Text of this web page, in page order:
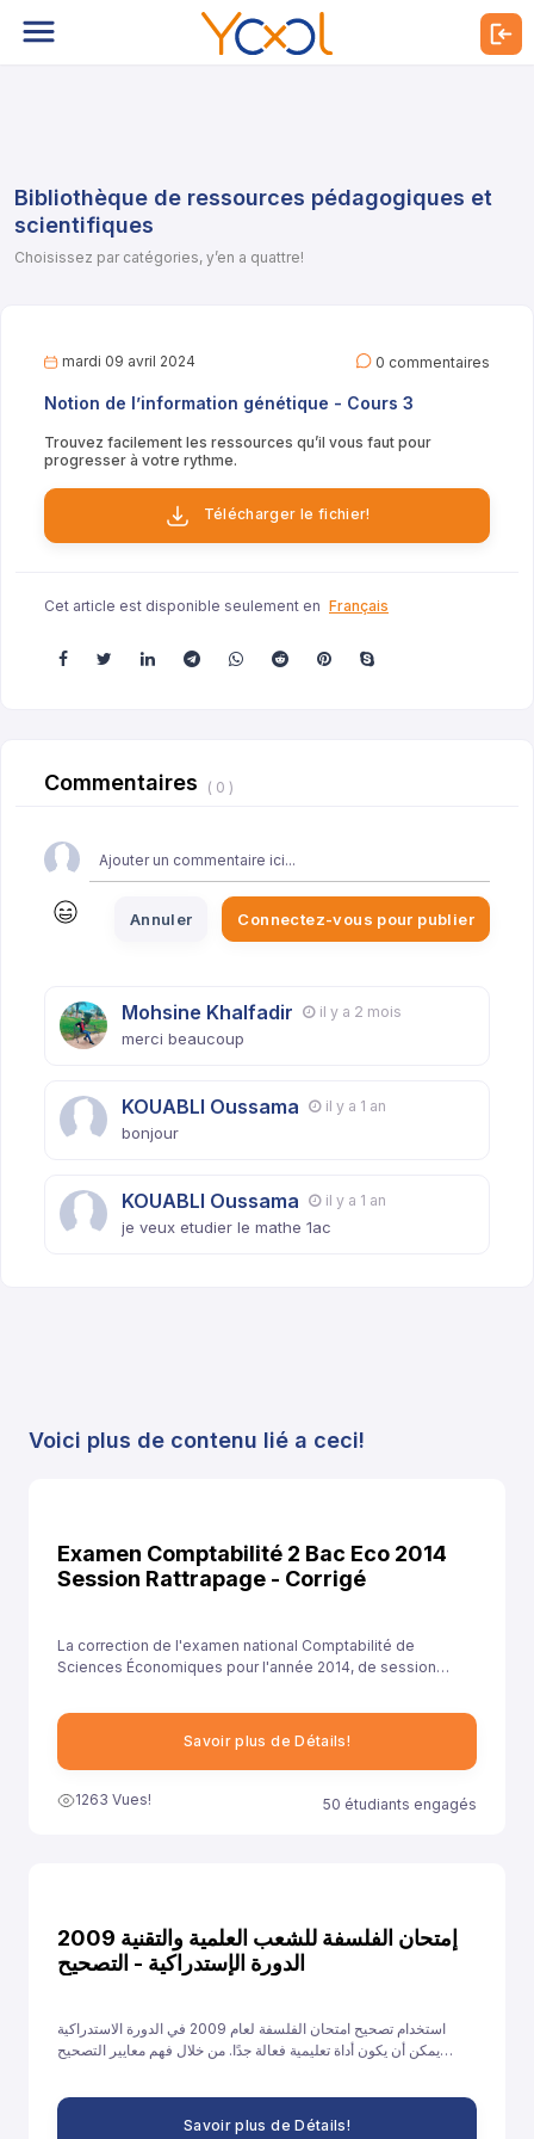
Bibliothèque de ressources pédagogiques et
scientifiques
Choisissez par catégories, y’en a quattre!
mardi 09 avril 2024 0 commentaires
Notion de l’information génétique - Cours 3
Trouvez facilement les ressources qu’il vous faut pour
progresser à votre rythme.
Télécharger le fichier!
Cet article est disponible seulement en Français
Commentaires ( 0 )
Annuler Connectez-vous pour publier
Mohsine Khalfadir il y a 2 mois
merci beaucoup
KOUABLI Oussama il y a 1 an
bonjour
KOUABLI Oussama il y a 1 an
je veux etudier le mathe 1ac
Voici plus de contenu lié a ceci!
Examen Comptabilité 2 Bac Eco 2014
Session Rattrapage - Corrigé
La correction de l'examen national Comptabilité de
Sciences Économiques pour l'année 2014, de session
comprendre leurs erreurs et à améliorer leurs
Savoir plus de Détails!
1263 Vues! 50 étudiants engagés
إمتحان الفلسفة للشعب العلمية والتقنية 2009
الدورة الإستدراكية - التصحيح
استخدام تصحيح امتحان الفلسفة لعام 2009 في الدورة الاستدراكية
يمكن أن يكون أداة تعليمية فعالة جدًا. من خلال فهم معايير التصحيح
أدائهم والاستعداد بشكل أفضل للامتحانات القادمة.
Savoir plus de Détails!